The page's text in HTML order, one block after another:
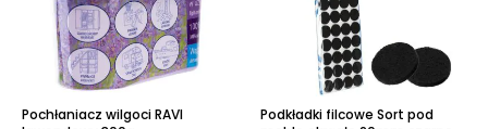
Pochłaniacz wilgoci RAVI
Podkładki filcowe Sort pod